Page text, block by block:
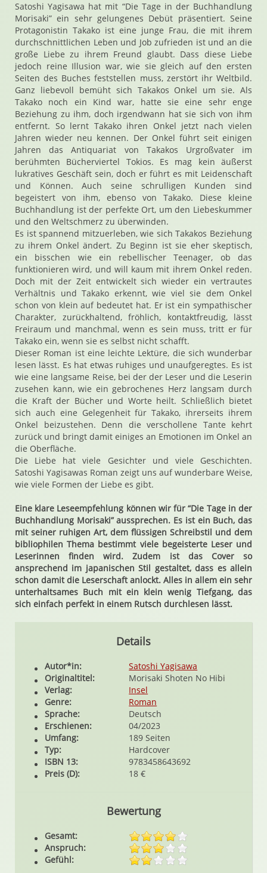
Satoshi Yagisawa hat mit “Die Tage in der Buchhandlung
Morisaki” ein sehr gelungenes Debüt präsentiert. Seine
Protagonistin Takako ist eine junge Frau, die mit ihrem
durchschnittlichen Leben und Job zufrieden ist und an die
große Liebe zu ihrem Freund glaubt. Dass diese Liebe
jedoch reine Illusion war, wie sie gleich auf den ersten
Seiten des Buches feststellen muss, zerstört ihr Weltbild.
Ganz liebevoll bemüht sich Takakos Onkel um sie. Als
Takako noch ein Kind war, hatte sie eine sehr enge
Beziehung zu ihm, doch irgendwann hat sie sich von ihm
entfernt. So lernt Takako ihren Onkel jetzt nach vielen
Jahren wieder neu kennen. Der Onkel führt seit einigen
Jahren das Antiquariat von Takakos Urgroßvater im
berühmten Bücherviertel Tokios. Es mag kein äußerst
lukratives Geschäft sein, doch er führt es mit Leidenschaft
und Können. Auch seine schrulligen Kunden sind
begeistert von ihm, ebenso von Takako. Diese kleine
Buchhandlung ist der perfekte Ort, um den Liebeskummer
und den Weltschmerz zu überwinden.
Es ist spannend mitzuerleben, wie sich Takakos Beziehung
zu ihrem Onkel ändert. Zu Beginn ist sie eher skeptisch,
ein bisschen wie ein rebellischer Teenager, ob das
funktionieren wird, und will kaum mit ihrem Onkel reden.
Doch mit der Zeit entwickelt sich wieder ein vertrautes
Verhältnis und Takako erkennt, wie viel sie dem Onkel
schon von klein auf bedeutet hat. Er ist ein sympathischer
Charakter, zurückhaltend, fröhlich, kontaktfreudig, lässt
Freiraum und manchmal, wenn es sein muss, tritt er für
Takako ein, wenn sie es selbst nicht schafft.
Dieser Roman ist eine leichte Lektüre, die sich wunderbar
lesen lässt. Es hat etwas ruhiges und unaufgeregtes. Es ist
wie eine langsame Reise, bei der der Leser und die Leserin
zusehen kann, wie ein gebrochenes Herz langsam durch
die Kraft der Bücher und Worte heilt. Schließlich bietet
sich auch eine Gelegenheit für Takako, ihrerseits ihrem
Onkel beizustehen. Denn die verschollene Tante kehrt
zurück und bringt damit einiges an Emotionen im Onkel an
die Oberfläche.
Die Liebe hat viele Gesichter und viele Geschichten.
Satoshi Yagisawas Roman zeigt uns auf wunderbare Weise,
wie viele Formen der Liebe es gibt.
Eine klare Leseempfehlung können wir für “Die Tage in der
Buchhandlung Morisaki” aussprechen. Es ist ein Buch, das
mit seiner ruhigen Art, dem flüssigen Schreibstil und dem
bibliophilen Thema bestimmt viele begeisterte Leser und
Leserinnen finden wird. Zudem ist das Cover so
ansprechend im japanischen Stil gestaltet, dass es allein
schon damit die Leserschaft anlockt. Alles in allem ein sehr
unterhaltsames Buch mit ein klein wenig Tiefgang, das
sich einfach perfekt in einem Rutsch durchlesen lässt.
Details
Autor*in:
Satoshi Yagisawa
Originaltitel:
Morisaki Shoten No Hibi
Verlag:
Insel
Genre:
Roman
Sprache:
Deutsch
Erschienen:
04/2023
Umfang:
189 Seiten
Typ:
Hardcover
ISBN 13:
9783458643692
Preis (D):
18 €
Bewertung
Gesamt:
Anspruch:
Gefühl: